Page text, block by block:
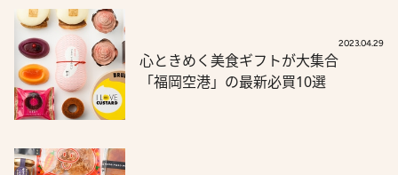
2023.04.29
心ときめく美食ギフトが大集合
「福岡空港」の最新必買10選